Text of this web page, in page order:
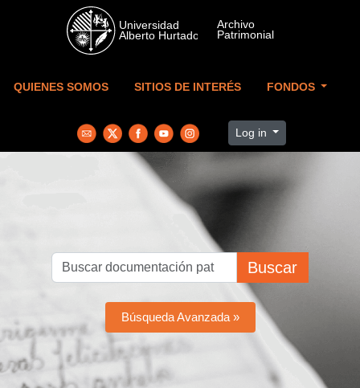
Skip to main content
QUIENES SOMOS SITIOS DE INTERÉS FONDOS
Log in
Buscar
Búsqueda Avanzada »